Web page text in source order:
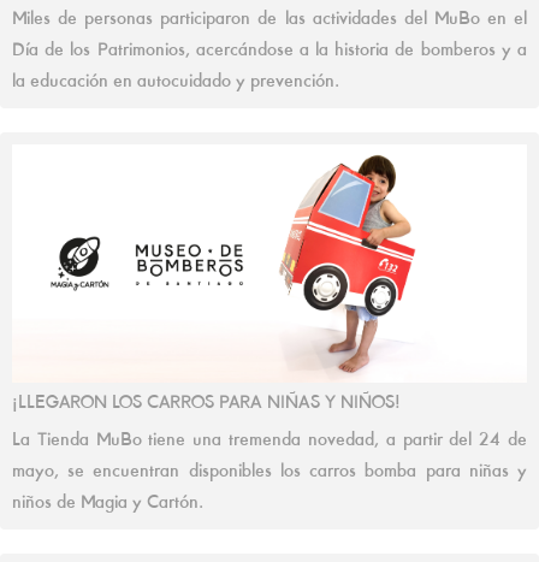
Miles de personas participaron de las actividades del MuBo en el
Día de los Patrimonios, acercándose a la historia de bomberos y a
la educación en autocuidado y prevención.
¡LLEGARON LOS CARROS PARA NIÑAS Y NIÑOS!
La Tienda MuBo tiene una tremenda novedad, a partir del 24 de
mayo, se encuentran disponibles los carros bomba para niñas y
niños de Magia y Cartón.